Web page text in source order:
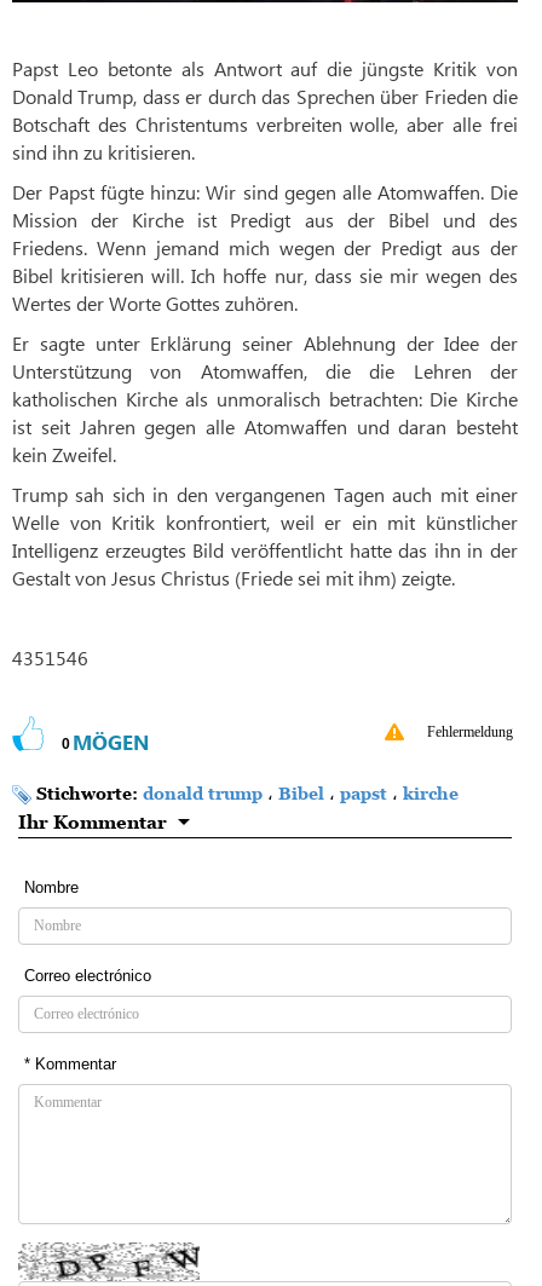
Papst Leo betonte als Antwort auf die jüngste Kritik von
Donald Trump, dass er durch das Sprechen über Frieden die
Botschaft des Christentums verbreiten wolle, aber alle frei
sind ihn zu kritisieren.
Der Papst fügte hinzu: Wir sind gegen alle Atomwaffen. Die
Mission der Kirche ist Predigt aus der Bibel und des
Friedens. Wenn jemand mich wegen der Predigt aus der
Bibel kritisieren will. Ich hoffe nur, dass sie mir wegen des
Wertes der Worte Gottes zuhören.
Er sagte unter Erklärung seiner Ablehnung der Idee der
Unterstützung von Atomwaffen, die die Lehren der
katholischen Kirche als unmoralisch betrachten: Die Kirche
ist seit Jahren gegen alle Atomwaffen und daran besteht
kein Zweifel.
Trump sah sich in den vergangenen Tagen auch mit einer
Welle von Kritik konfrontiert, weil er ein mit künstlicher
Intelligenz erzeugtes Bild veröffentlicht hatte das ihn in der
Gestalt von Jesus Christus (Friede sei mit ihm) zeigte.
4351546
0 MÖGEN Fehlermeldung
Stichworte: donald trump ، Bibel ، papst ، kirche
Ihr Kommentar
Nombre
Correo electrónico
* Kommentar